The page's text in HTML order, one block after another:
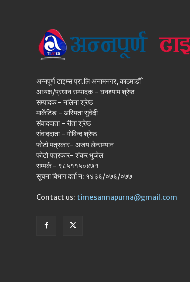
अन्नपूर्ण टाइम्स प्रा.लि अनामनगर, काठमाडौँ
अध्यक्ष/प्रधान सम्पादक - घनश्याम श्रेष्ठ
सम्पादक - नलिना श्रेष्ठ
मार्केटिङ - अस्मिता सुवेदी
संवाददाता - रीता श्रेष्ठ
संवाददाता - गोविन्द श्रेष्ठ
फोटो पत्रकार- अजय लेन्सम्यान
फोटो पत्रकार- शंकर भुजेल
सम्पर्क - ९८५११५०४७१
सूचना बिभाग दर्ता न: १४३६/०७६/०७७
Contact us: timesannapurna@gmail.com